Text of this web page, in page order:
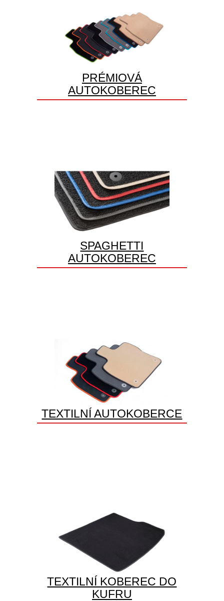
PRÉMIOVÁ
AUTOKOBEREC
SPAGHETTI
AUTOKOBEREC
TEXTILNÍ AUTOKOBERCE
TEXTILNÍ KOBEREC DO
KUFRU